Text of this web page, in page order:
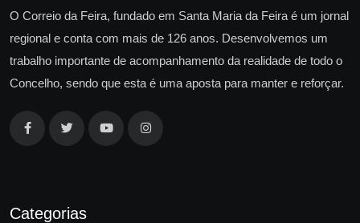
O Correio da Feira, fundado em Santa Maria da Feira é um jornal
regional e conta com mais de 126 anos. Desenvolvemos um
trabalho importante de acompanhamento da realidade de todo o
Concelho, sendo que esta é uma aposta para manter e reforçar.
Categorias